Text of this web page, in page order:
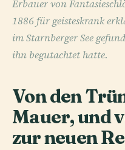
Erbauer von
1886 für geisteskrank
im Starnberger See
ihn begutachtet hatte.
Von den
Mauer, und
zur neuen